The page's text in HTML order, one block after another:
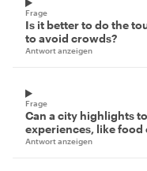
Frage
Is it better to do the
to avoid crowds?
Antwort anzeigen
Frage
Can a city highlights
experiences, like food
Antwort anzeigen